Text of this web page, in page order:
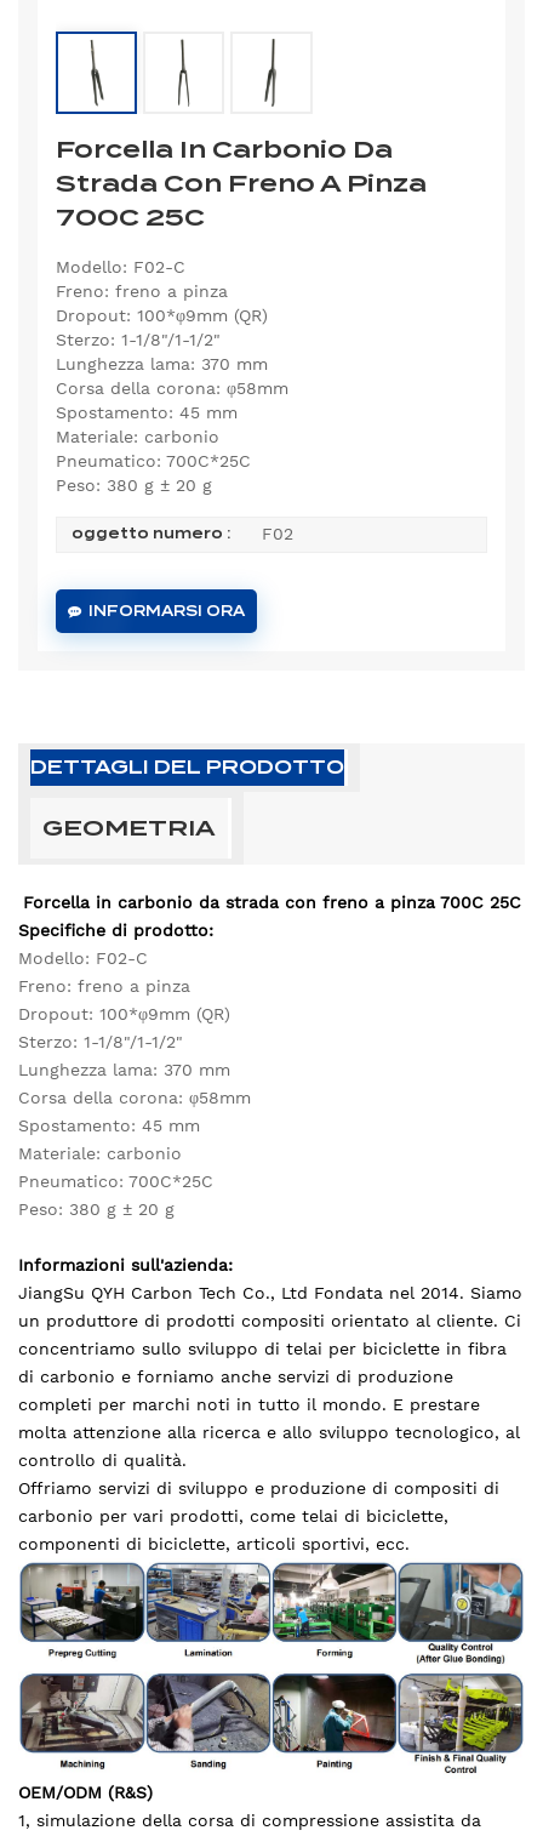
Forcella In Carbonio Da
Strada Con Freno A Pinza
700C 25C
Modello: F02-C
Freno: freno a pinza
Dropout: 100*φ9mm (QR)
Sterzo: 1-1/8"/1-1/2"
Lunghezza lama: 370 mm
Corsa della corona: φ58mm
Spostamento: 45 mm
Materiale: carbonio
Pneumatico: 700C*25C
Peso: 380 g ± 20 g
oggetto numero : F02
INFORMARSI ORA
DETTAGLI DEL PRODOTTO
GEOMETRIA
Forcella in carbonio da strada con freno a pinza 700C 25C
Specifiche di prodotto:
Modello: F02-C
Freno: freno a pinza
Dropout: 100*φ9mm (QR)
Sterzo: 1-1/8"/1-1/2"
Lunghezza lama: 370 mm
Corsa della corona: φ58mm
Spostamento: 45 mm
Materiale: carbonio
Pneumatico: 700C*25C
Peso: 380 g ± 20 g
Informazioni sull'azienda:
JiangSu QYH Carbon Tech Co., Ltd Fondata nel 2014. Siamo
un produttore di prodotti compositi orientato al cliente. Ci
concentriamo sullo sviluppo di telai per biciclette in fibra
di carbonio e forniamo anche servizi di produzione
completi per marchi noti in tutto il mondo. E prestare
molta attenzione alla ricerca e allo sviluppo tecnologico, al
controllo di qualità.
Offriamo servizi di sviluppo e produzione di compositi di
carbonio per vari prodotti, come telai di biciclette,
componenti di biciclette, articoli sportivi, ecc.
OEM/ODM (R&S)
1, simulazione della corsa di compressione assistita da